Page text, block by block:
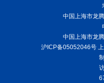
中国上海市龙
中国上海市龙
沪ICP备05052046号